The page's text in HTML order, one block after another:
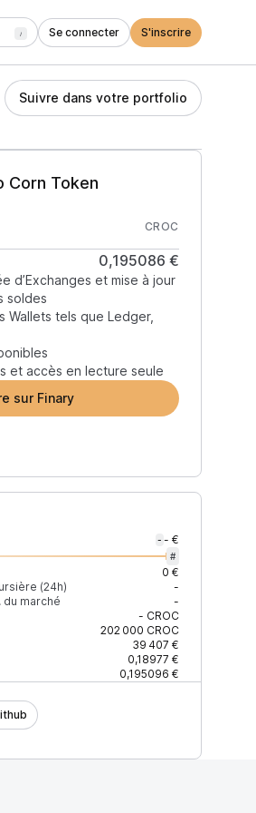
/ Se connecter S'inscrire
Suivre dans votre portfolio
Corn Token
CROC
0,195086 €
d’Exchanges et mise à jour
soldes
Wallets tels que Ledger,
et accès en lecture seule
sur Finary
- - €
#
0 €
(24h)
-
du marché
-
- CROC
202 000 CROC
39 407 €
0,18977 €
0,195096 €
Confiance Mis à jour
ÉLEVÉE